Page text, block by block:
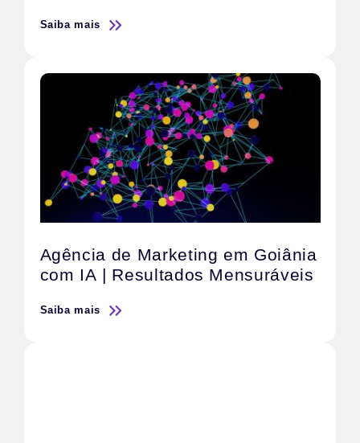
Saiba mais
Agência de Marketing em Goiânia
com IA | Resultados Mensuráveis
Saiba mais